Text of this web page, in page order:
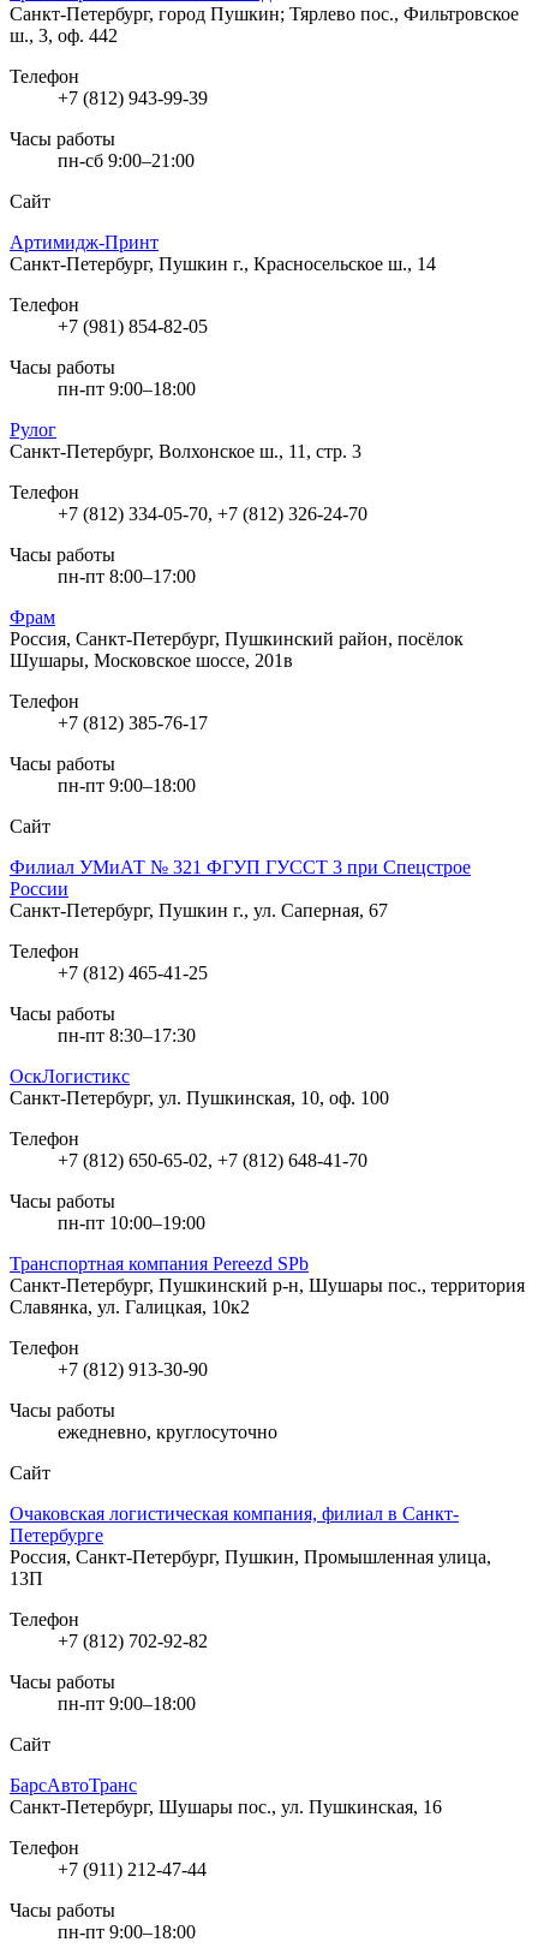
Санкт-Петербург, город Пушкин; Тярлево пос., Фильтровское
ш., 3, оф. 442
Телефон
+7 (812) 943-99-39
Часы работы
пн-сб 9:00–21:00
Сайт
Артимидж-Принт
Санкт-Петербург, Пушкин г., Красносельское ш., 14
Телефон
+7 (981) 854-82-05
Часы работы
пн-пт 9:00–18:00
Рулог
Санкт-Петербург, Волхонское ш., 11, стр. 3
Телефон
+7 (812) 334-05-70, +7 (812) 326-24-70
Часы работы
пн-пт 8:00–17:00
Фрам
Россия, Санкт-Петербург, Пушкинский район, посёлок
Шушары, Московское шоссе, 201в
Телефон
+7 (812) 385-76-17
Часы работы
пн-пт 9:00–18:00
Сайт
Филиал УМиАТ № 321 ФГУП ГУССТ 3 при Спецстрое
России
Санкт-Петербург, Пушкин г., ул. Саперная, 67
Телефон
+7 (812) 465-41-25
Часы работы
пн-пт 8:30–17:30
ОскЛогистикс
Санкт-Петербург, ул. Пушкинская, 10, оф. 100
Телефон
+7 (812) 650-65-02, +7 (812) 648-41-70
Часы работы
пн-пт 10:00–19:00
Транспортная компания Pereezd SPb
Санкт-Петербург, Пушкинский р-н, Шушары пос., территория
Славянка, ул. Галицкая, 10к2
Телефон
+7 (812) 913-30-90
Часы работы
ежедневно, круглосуточно
Сайт
Очаковская логистическая компания, филиал в Санкт-
Петербурге
Россия, Санкт-Петербург, Пушкин, Промышленная улица,
13П
Телефон
+7 (812) 702-92-82
Часы работы
пн-пт 9:00–18:00
Сайт
БарсАвтоТранс
Санкт-Петербург, Шушары пос., ул. Пушкинская, 16
Телефон
+7 (911) 212-47-44
Часы работы
пн-пт 9:00–18:00